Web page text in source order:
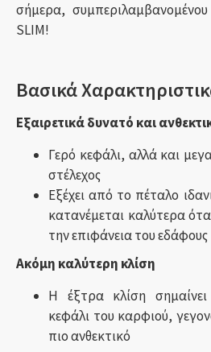
σήμερα,
SLIM!
Βασικά
Εξαιρετικά δυνατό και
Γερό κεφάλι, αλλά και
στέλεχος
Εξέχει από το πέταλο
κατανέμεται καλύτερα
την επιφάνεια του εδάφους
Ακόμη καλύτερη κλίση
Η έξτρα κλίση
κεφάλι του καρφιού,
πιο ανθεκτικό